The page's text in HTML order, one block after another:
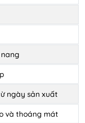
ngày sản xuất
và thoáng mát